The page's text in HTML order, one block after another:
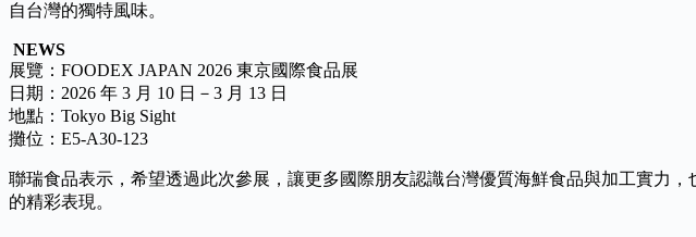
自台灣的獨特風味。
NEWS
展覽： FOODEX JAPAN 2026 東京國際食品展
日期：2026 年 3 月 10 日－3 月 13 日
地點： Tokyo Big Sight
攤位：E5-A30-123
聯瑞食品表示，希望透過此次參展，讓更多國際朋友認識台灣優質海鮮食品與加工實力
的精彩表現。